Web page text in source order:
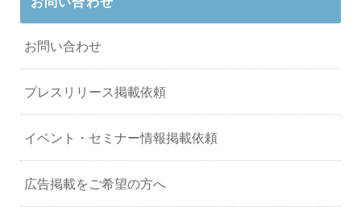
お問い合わせ
プレスリリース掲載依頼
イベント・セミナー情報掲載依頼
広告掲載をご希望の方へ